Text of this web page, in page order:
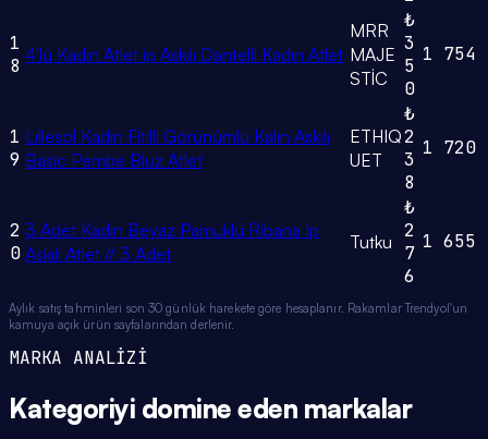
1
8 4'lü Kadın Atlet ip Askılı Dantelli Kadın Atlet
MRR
MAJE
STİC
₺
3
5
0
1 754
1
9
Lıllesol Kadın Fitilli Görünümlü Kalın Askılı
Basic Pembe Bluz Atlet
ETHIQ
UET
₺
2
3
8
1 720
2
0
3 Adet Kadın Beyaz Pamuklu Ribana Ip
Askılı Atlet // 3 Adet
Tutku
₺
2
7
6
1 655
Aylık satış tahminleri son 30 günlük harekete göre hesaplanır. Rakamlar Trendyol'un
kamuya açık ürün sayfalarından derlenir.
MARKA ANALİZİ
Kategoriyi domine eden markalar